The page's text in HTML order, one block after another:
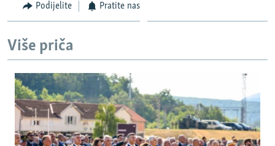
Podijelite Pratite nas
Više priča